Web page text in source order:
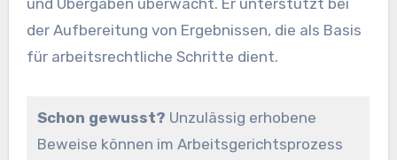
der Aufbereitung von Ergebnissen, die als Basis
für arbeitsrechtliche Schritte dient.
Schon gewusst? Unzulässig erhobene
Beweise können im Arbeitsgerichtsprozess